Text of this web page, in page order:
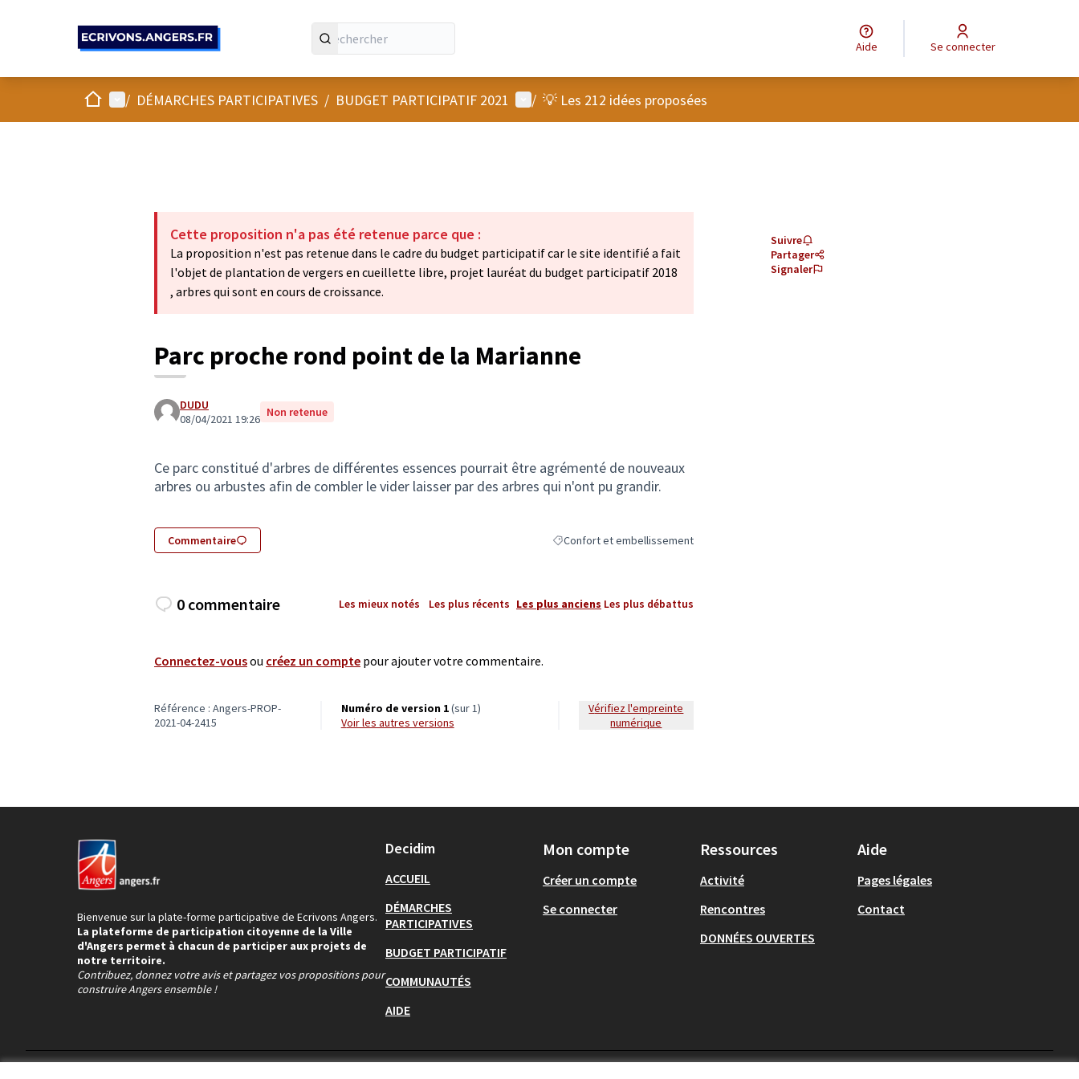
Aide Se connecter
AccueilMenu principal
/ DÉMARCHES PARTICIPATIVES / BUDGET PARTICIPATIF 2021 Menu utilisateur
/ 💡 Les 212 idées proposées
Cette proposition n'a pas été retenue parce que :
La proposition n'est pas retenue dans le cadre du budget participatif car le site identifié a fait
l'objet de plantation de vergers en cueillette libre, projet lauréat du budget participatif 2018
, arbres qui sont en cours de croissance.
Parc proche rond point de la Marianne
DUDU
08/04/2021 19:26 Non retenue
Ce parc constitué d'arbres de différentes essences pourrait être agrémenté de nouveaux
arbres ou arbustes afin de combler le vider laisser par des arbres qui n'ont pu grandir.
Commentaire Filtrer les résultats de la catégorie : Confort et embellissement
Confort et embellissement
Suivre
Partager
Signaler
0 commentaire Les mieux notés Les plus récents Les plus anciens Les plus débattus
Connectez-vousou créez un compte pour ajouter votre commentaire.
Référence : Angers-PROP-
2021-04-2415
Numéro de version 1(sur 1)
voir les autres versions
Vérifiez l'empreinte
numérique
Bienvenue sur la plate-forme participative de Ecrivons Angers.
La plateforme de participation citoyenne de la Ville
d'Angers permet à chacun de participer aux projets de
notre territoire.
Contribuez, donnez votre avis et partagez vos propositions pour
construire Angers ensemble !
Decidim
ACCUEIL
DÉMARCHES
PARTICIPATIVES
BUDGET PARTICIPATIF
COMMUNAUTÉS
AIDE
Mon compte
Créer un compte
Se connecter
Ressources
Activité
Rencontres
DONNÉES OUVERTES
Aide
Pages légales
Contact